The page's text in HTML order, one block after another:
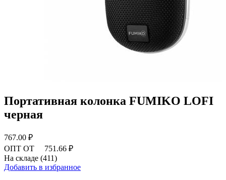
Портативная колонка FUMIKO LOFI
черная
767.00 ₽
ОПТ ОТ
751.66 ₽
На складе (411)
Добавить в избранное